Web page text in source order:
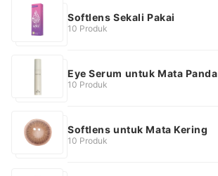
Softlens Sekali Pakai
10 Produk
Eye Serum untuk Mata Panda
10 Produk
Softlens untuk Mata Kering
10 Produk